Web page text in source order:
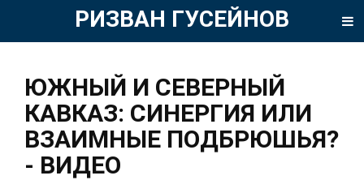
РИЗВАН ГУСЕЙНОВ
ЮЖНЫЙ И СЕВЕРНЫЙ
КАВКАЗ: СИНЕРГИЯ ИЛИ
ВЗАИМНЫЕ ПОДБРЮШЬЯ?
- ВИДЕО